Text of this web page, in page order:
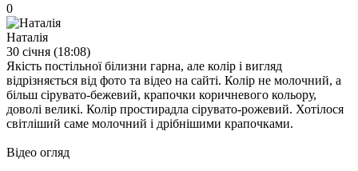
0
Наталія
30 cічня (18:08)
Якість постільної білизни гарна, але колір і вигляд
відрізняється від фото та відео на сайті. Колір не молочний, а
більш сірувато-бежевий, крапочки коричневого кольору,
доволі великі. Колір простирадла сірувато-рожевий. Хотілося
світліший саме молочний і дрібнішими крапочками.
Відео огляд